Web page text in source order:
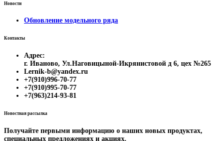
Новости
Обновление модельного ряда
Контакты
Адрес:
г. Иваново, Ул.Наговицыной-Икрянистовой д 6, цех №265
Lernik-b@yandex.ru
+7(910)996-70-77
+7(910)995-70-77
+7(963)214-93-81
Новостная рассылка
Получайте первыми информацию о наших новых продуктах,
специальных предложениях и акциях.